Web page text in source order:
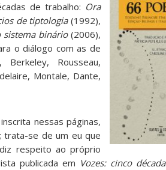
de trabalho: Ora
de tiptologia(1992),
sistema binário(2006),
o diálogo com as de
Rousseau,
Montale, Dante,
nessas páginas,
trata-se de um eu que
respeito ao próprio
publicada em Vozes: cinco